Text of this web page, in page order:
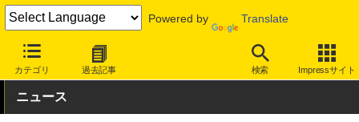
Powered by Translate
カテゴリ 過去記事 検索 Impressサイト
INTERNET Watch トピック インシデント/サイ
ニュース